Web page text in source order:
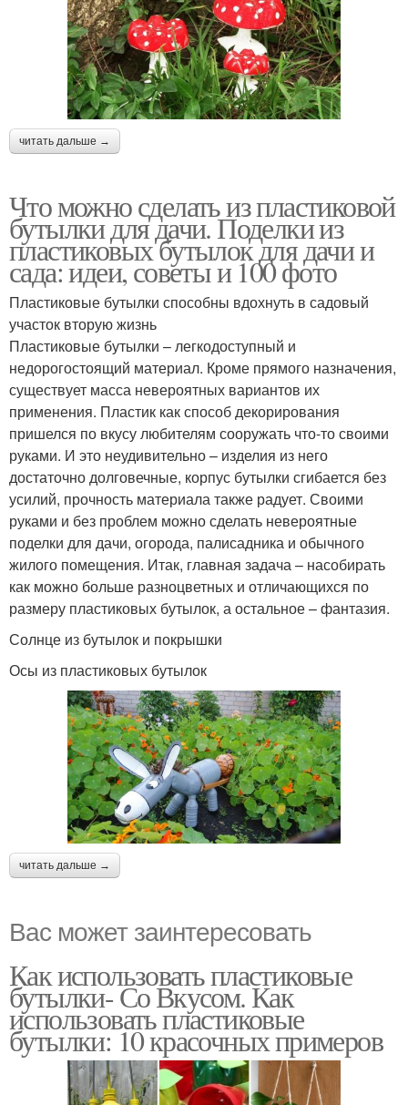
читать дальше →
Что можно сделать из пластиковой
бутылки для дачи. Поделки из
пластиковых бутылок для дачи и
сада: идеи, советы и 100 фото
Пластиковые бутылки способны вдохнуть в садовый
участок вторую жизнь
Пластиковые бутылки – легкодоступный и
недорогостоящий материал. Кроме прямого назначения,
существует масса невероятных вариантов их
применения. Пластик как способ декорирования
пришелся по вкусу любителям сооружать что-то своими
руками. И это неудивительно – изделия из него
достаточно долговечные, корпус бутылки сгибается без
усилий, прочность материала также радует. Своими
руками и без проблем можно сделать невероятные
поделки для дачи, огорода, палисадника и обычного
жилого помещения. Итак, главная задача – насобирать
как можно больше разноцветных и отличающихся по
размеру пластиковых бутылок, а остальное – фантазия.
Солнце из бутылок и покрышки
Осы из пластиковых бутылок
читать дальше →
Вас может заинтересовать
Как использовать пластиковые
бутылки- Со Вкусом. Как
использовать пластиковые
бутылки: 10 красочных примеров